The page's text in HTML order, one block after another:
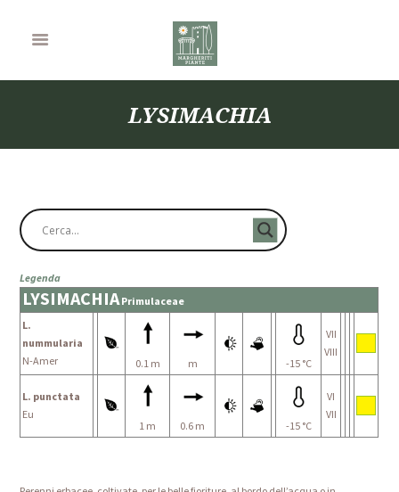
LYSIMACHIA
Legenda
LYSIMACHIAPrimulaceae
L.
nummularia
N-Amer
0.1 m m -15 °C
VII
VIII
L. punctata
Eu
1 m
0.6 m -15 °C
VI
VII